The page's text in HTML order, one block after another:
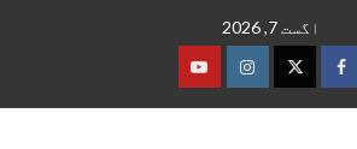
اگست 7, 2026
فیس
ٹوئٹرانسٹاگرام
یوٹیوب